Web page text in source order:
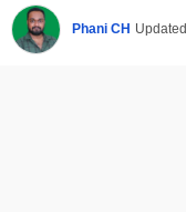
seconds
Phani CH